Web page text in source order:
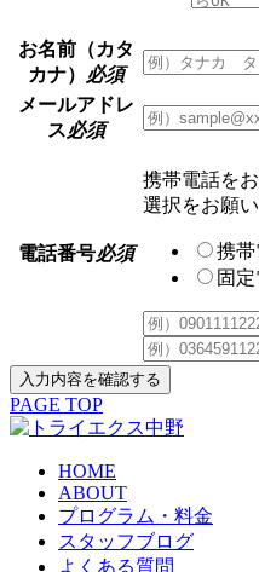
お名前（カタ
カナ）
必須
メールアドレ
ス必須
電話番号必須
携帯電話を
選択をお願い
携
固
入力内容を確認する
PAGE TOP
HOME
ABOUT
プログラム・料金
スタッフブログ
よくある質問